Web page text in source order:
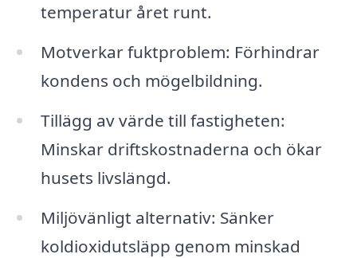
temperatur året runt.
Motverkar fuktproblem: Förhindrar
kondens och mögelbildning.
Tillägg av värde till fastigheten:
Minskar driftskostnaderna och ökar
husets livslängd.
Miljövänligt alternativ: Sänker
koldioxidutsläpp genom minskad